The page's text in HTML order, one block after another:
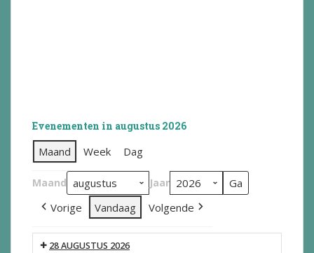
Evenementen in augustus 2026
Maand Week Dag
Maand Jaar
Vorige Vandaag Volgende
28 AUGUSTUS 2026